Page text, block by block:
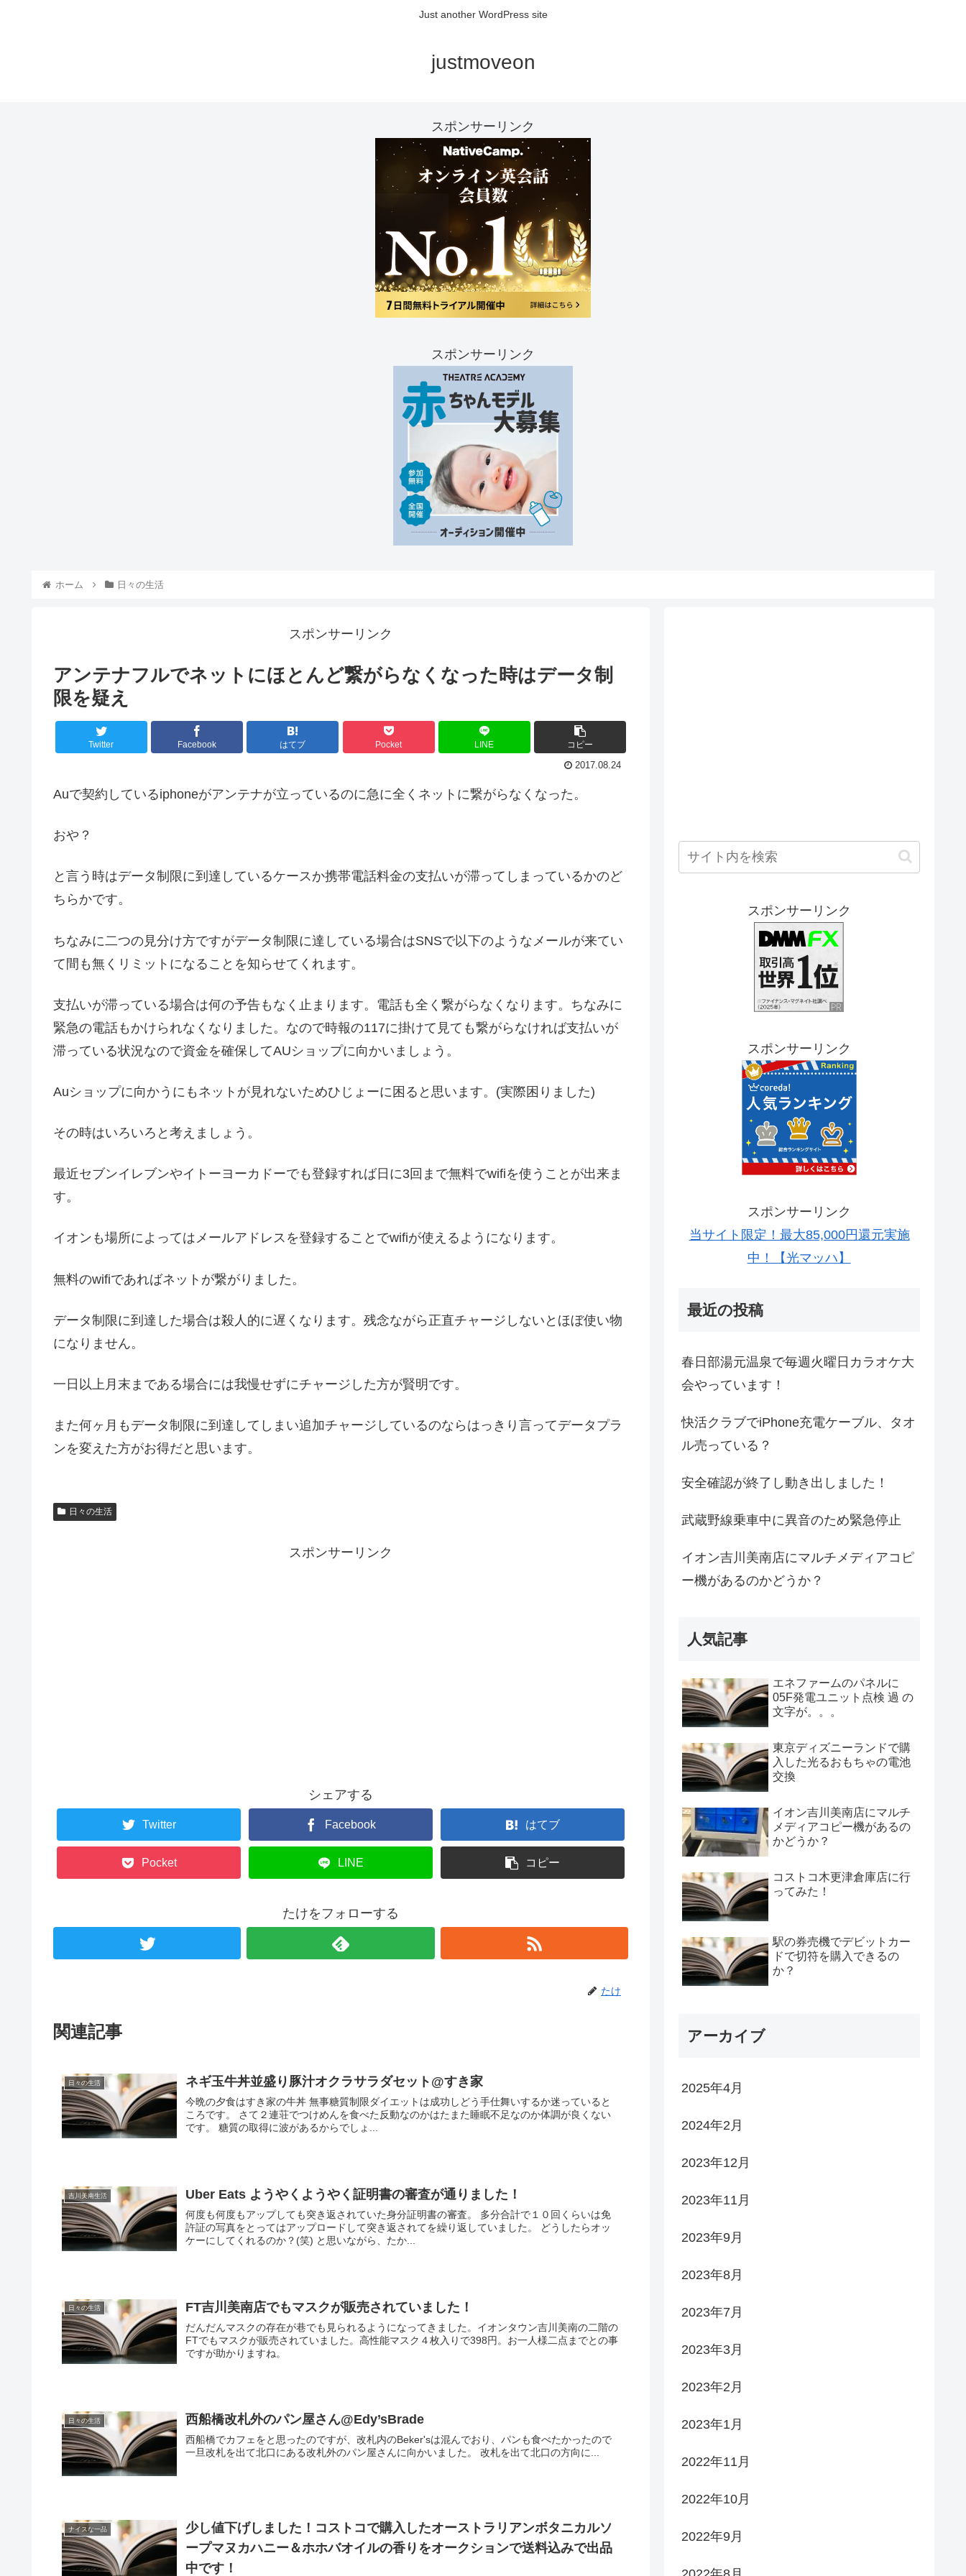
Just another WordPress site
justmoveon
スポンサーリンク
スポンサーリンク
ホーム 日々の生活
スポンサーリンク
アンテナフルでネットにほとんど繋がらなくなった時はデータ制
限を疑え
Twitter Facebook はてブ Pocket LINE コピー
2017.08.24
Auで契約しているiphoneがアンテナが立っているのに急に全くネットに繋がらなくなった。
おや？
と言う時はデータ制限に到達しているケースか携帯電話料金の支払いが滞ってしまっているかのど
ちらかです。
ちなみに二つの見分け方ですがデータ制限に達している場合はSNSで以下のようなメールが来てい
て間も無くリミットになることを知らせてくれます。
支払いが滞っている場合は何の予告もなく止まります。電話も全く繋がらなくなります。ちなみに
緊急の電話もかけられなくなりました。なので時報の117に掛けて見ても繋がらなければ支払いが
滞っている状況なので資金を確保してAUショップに向かいましょう。
Auショップに向かうにもネットが見れないためひじょーに困ると思います。(実際困りました)
その時はいろいろと考えましょう。
最近セブンイレブンやイトーヨーカドーでも登録すれば日に3回まで無料でwifiを使うことが出来ま
す。
イオンも場所によってはメールアドレスを登録することでwifiが使えるようになります。
無料のwifiであればネットが繋がりました。
データ制限に到達した場合は殺人的に遅くなります。残念ながら正直チャージしないとほぼ使い物
になりません。
一日以上月末まである場合には我慢せずにチャージした方が賢明です。
また何ヶ月もデータ制限に到達してしまい追加チャージしているのならはっきり言ってデータプラ
ンを変えた方がお得だと思います。
日々の生活
スポンサーリンク
シェアする
Twitter Facebook はてブ
Pocket LINE コピー
たけをフォローする
たけ
関連記事
日々の生活 ネギ玉牛丼並盛り豚汁オクラサラダセット@すき家
今晩の夕食はすき家の牛丼 無事糖質制限ダイエットは成功しどう手仕舞いするか迷っていると
ころです。 さて２連荘でつけめんを食べた反動なのかはたまた睡眠不足なのか体調が良くない
です。 糖質の取得に波があるからでしょ...
吉川美南生活 Uber Eats ようやくようやく証明書の審査が通りました！
何度も何度もアップしても突き返されていた身分証明書の審査。 多分合計で１０回くらいは免
許証の写真をとってはアップロードして突き返されてを繰り返していました。 どうしたらオッ
ケーにしてくれるのか？(笑) と思いながら、たか...
日々の生活 FT吉川美南店でもマスクが販売されていました！
だんだんマスクの存在が巷でも見られるようになってきました。イオンタウン吉川美南の二階の
FTでもマスクが販売されていました。高性能マスク４枚入りで398円。お一人様二点までとの事
ですが助かりますね。
日々の生活 西船橋改札外のパン屋さん@Edy’sBrade
西船橋でカフェをと思ったのですが、改札内のBeker'sは混んでおり、パンも食べたかったので
一旦改札を出て北口にある改札外のパン屋さんに向かいました。 改札を出て北口の方向に...
ナイスな一品
少し値下げしました！コストコで購入したオーストラリアンボタニカルソ
ープマヌカハニー＆ホホバオイルの香りをオークションで送料込みで出品
中です！
スポンサーリンク
スポンサーリンク
スポンサーリンク
当サイト限定！最大85,000円還元実施
中！【光マッハ】
最近の投稿
春日部湯元温泉で毎週火曜日カラオケ大
会やっています！
快活クラブでiPhone充電ケーブル、タオ
ル売っている？
安全確認が終了し動き出しました！
武蔵野線乗車中に異音のため緊急停止
イオン吉川美南店にマルチメディアコピ
ー機があるのかどうか？
人気記事
エネファームのパネルに
05F発電ユニット点検 過 の
文字が。。。
東京ディズニーランドで購
入した光るおもちゃの電池
交換
イオン吉川美南店にマルチ
メディアコピー機があるの
かどうか？
コストコ木更津倉庫店に行
ってみた！
駅の券売機でデビットカー
ドで切符を購入できるの
か？
アーカイブ
2025年4月
2024年2月
2023年12月
2023年11月
2023年9月
2023年8月
2023年7月
2023年3月
2023年2月
2023年1月
2022年11月
2022年10月
2022年9月